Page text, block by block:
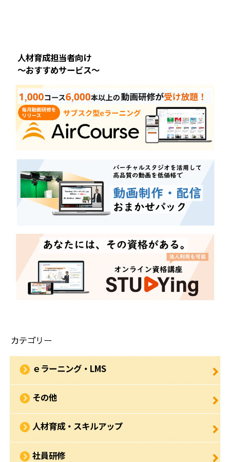
人材育成担当者向け
～おすすめサービス～
カテゴリー
ｅラーニング・LMS
その他
人材育成・スキルアップ
社員研修